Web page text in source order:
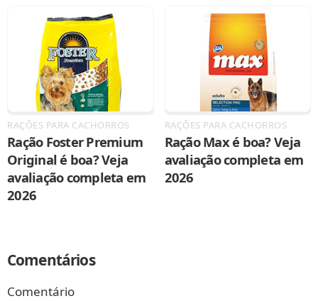
RAÇÕES PARA CACHORROS
Ração Foster Premium
Original é boa? Veja
avaliação completa em
2026
RAÇÕES PARA CACHORROS
Ração Max é boa? Veja
avaliação completa em
2026
Comentários
Comentário